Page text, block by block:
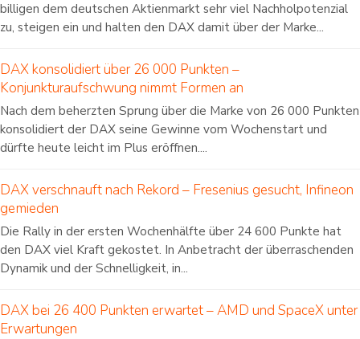
billigen dem deutschen Aktienmarkt sehr viel Nachholpotenzial
zu, steigen ein und halten den DAX damit über der Marke...
DAX konsolidiert über 26 000 Punkten –
Konjunkturaufschwung nimmt Formen an
Nach dem beherzten Sprung über die Marke von 26 000 Punkten
konsolidiert der DAX seine Gewinne vom Wochenstart und
dürfte heute leicht im Plus eröffnen....
DAX verschnauft nach Rekord – Fresenius gesucht, Infineon
gemieden
Die Rally in der ersten Wochenhälfte über 24 600 Punkte hat
den DAX viel Kraft gekostet. In Anbetracht der überraschenden
Dynamik und der Schnelligkeit, in...
DAX bei 26 400 Punkten erwartet – AMD und SpaceX unter
Erwartungen